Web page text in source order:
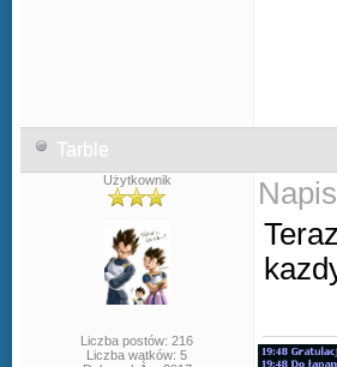
Tarble
Użytkownik
Liczba postów: 216
Liczba wątków: 5